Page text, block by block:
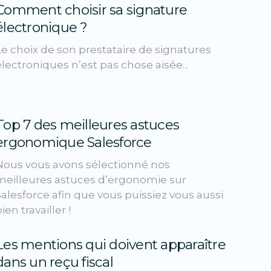
choisir sa signature
?
choix de son prestataire de signatures
n’est pas chose aisée...
7 des meilleures astuces
Salesforce
vous avons sélectionné nos
astuces d’ergonomie sur
afin que vous puissiez vous aussi
travailler !
mentions qui doivent apparaître
un reçu fiscal